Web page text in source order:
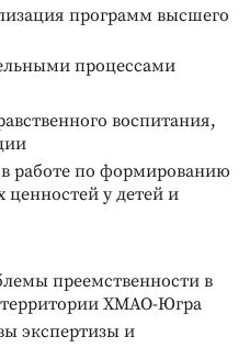
программ высшего
процессами
воспитания,
работе по формированию
у детей и
преемственности в
ХМАО-Югра
экспертизы и